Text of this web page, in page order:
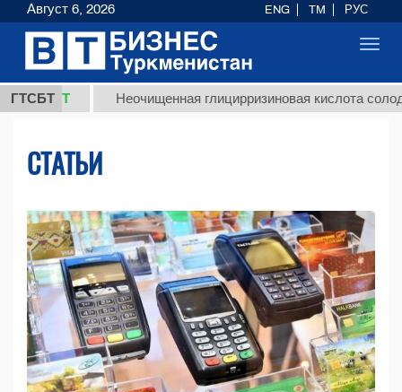
ГТСБТНеочищенная глицирризиновая кислота солодкового
СТАТЬИ
Август 6, 2026 ENG TM РУС